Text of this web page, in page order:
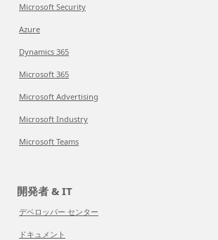
Microsoft Security
Azure
Dynamics 365
Microsoft 365
Microsoft Advertising
Microsoft Industry
Microsoft Teams
開発者 & IT
デベロッパー センター
ドキュメント